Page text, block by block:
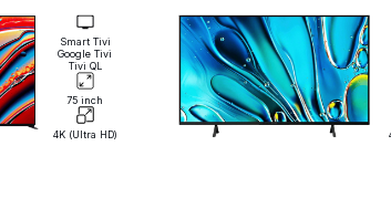
Smart Tivi
Google Tivi
Tivi QL
75 inch
4K (Ultra HD)